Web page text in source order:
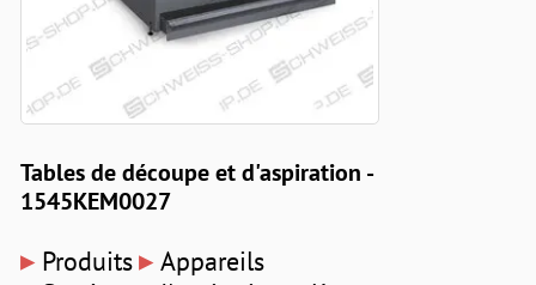
Tables de découpe et d'aspiration -
1545KEM0027
▸ Produits▸ Appareils